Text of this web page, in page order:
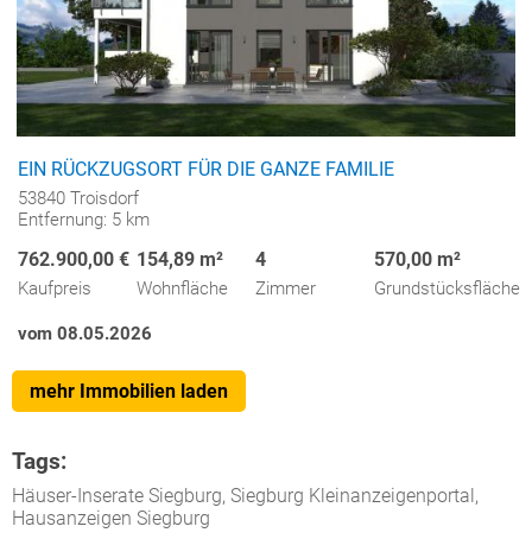
EIN RÜCKZUGSORT FÜR DIE GANZE FAMILIE
53840 Troisdorf
Entfernung: 5 km
762.900,00 €
Kaufpreis
154,89 m²
Wohnfläche
4
Zimmer
570,00 m²
Grundstücksfläche
vom 08.05.2026
mehr Immobilien laden
Tags:
Häuser-Inserate Siegburg, Siegburg Kleinanzeigenportal,
Hausanzeigen Siegburg